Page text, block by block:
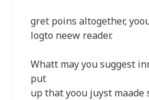
gret poins altogether,
logto neew reader.
Whatt may you suggest
put
up that yoou juyst maade